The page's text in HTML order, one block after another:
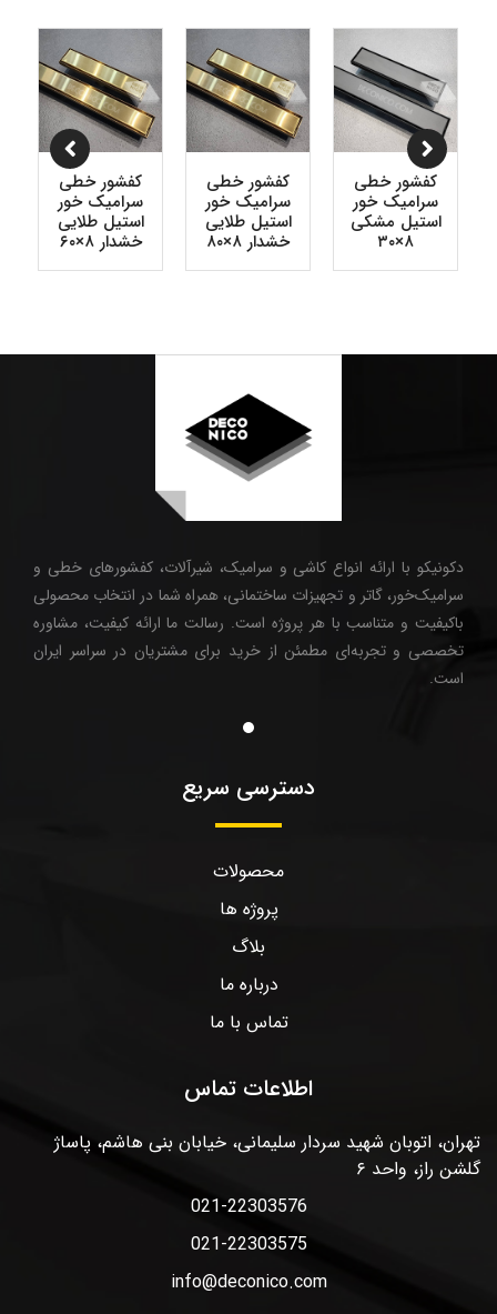
کفشور خطی
سرامیک خور
استیل مشکی
۸×۳۰
کفشور خطی
سرامیک خور
استیل طلایی
خشدار ۸×۸۰
کفشور خطی
سرامیک خور
استیل طلایی
خشدار ۸×۶۰
دکونیکو با ارائه انواع کاشی و سرامیک، شیرآلات، کفشورهای خطی و
سرامیک‌خور، گاتر و تجهیزات ساختمانی، همراه شما در انتخاب محصولی
باکیفیت و متناسب با هر پروژه است. رسالت ما ارائه کیفیت، مشاوره
تخصصی و تجربه‌ای مطمئن از خرید برای مشتریان در سراسر ایران
است.
دسترسی سریع
محصولات
پروژه ها
بلاگ
درباره ما
تماس با ما
اطلاعات تماس
تهران، اتوبان شهید سردار سلیمانی، خیابان بنی هاشم، پاساژ
گلشن راز، واحد ۶
021-22303576
021-22303575
info@deconico.com